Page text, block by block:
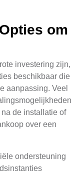
om
investering zijn,
beschikbaar die
aanpassing. Veel
de installatie of
over een
ondersteuning